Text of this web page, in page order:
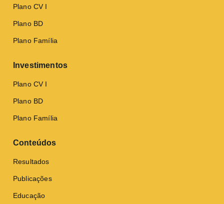
Plano CV I
Plano BD
Plano Família
Investimentos
Plano CV I
Plano BD
Plano Família
Conteúdos
Resultados
Publicações
Educação